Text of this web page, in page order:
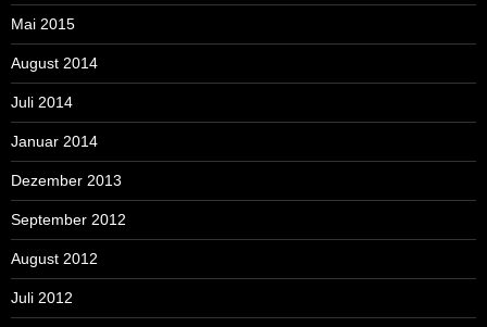
Mai 2015
August 2014
Juli 2014
Januar 2014
Dezember 2013
September 2012
August 2012
Juli 2012